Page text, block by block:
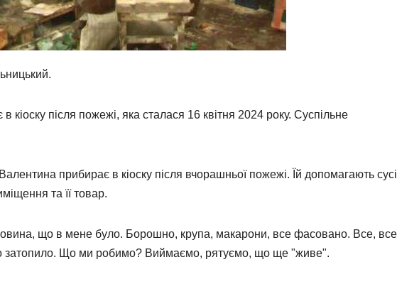
після пожежі, яка сталася 16 квітня 2024 року. Суспільне
прибирає в кіоску після вчорашньої пожежі. Їй допомагають
та її товар.
що в мене було. Борошно, крупа, макарони, все фасовано. Все,
затопило. Що ми робимо? Виймаємо, рятуємо, що ще "живе".